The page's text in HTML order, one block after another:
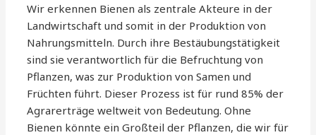
Wir erkennen Bienen als zentrale Akteure in der
Landwirtschaft und somit in der Produktion von
Nahrungsmitteln. Durch ihre Bestäubungstätigkeit
sind sie verantwortlich für die Befruchtung von
Pflanzen, was zur Produktion von Samen und
Früchten führt. Dieser Prozess ist für rund 85% der
Agrarerträge weltweit von Bedeutung. Ohne
Bienen könnte ein Großteil der Pflanzen, die wir für